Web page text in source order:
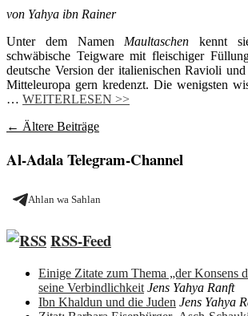
von Yahya ibn Rainer
Unter dem Namen Maultaschen kennt
schwäbische Teigware mit fleischiger
deutsche Version der italienischen Ravioli
Mitteleuropa gern kredenzt. Die wenigsten
… WEITERLESEN >>
Beitragsnavigation
← Ältere Beiträge
Al-Adala Telegram-Channel
Ahlan wa Sahlan
RSS-Feed
Einige Zitate zum Thema „der Konsens
seine Verbindlichkeit Jens Yahya Ranft
Ibn Khaldun und die Juden Jens Yahya